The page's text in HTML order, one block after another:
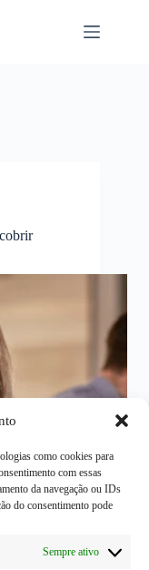
como cookies para
com essas
da navegação ou IDs
do consentimento pode
Sempre ativo